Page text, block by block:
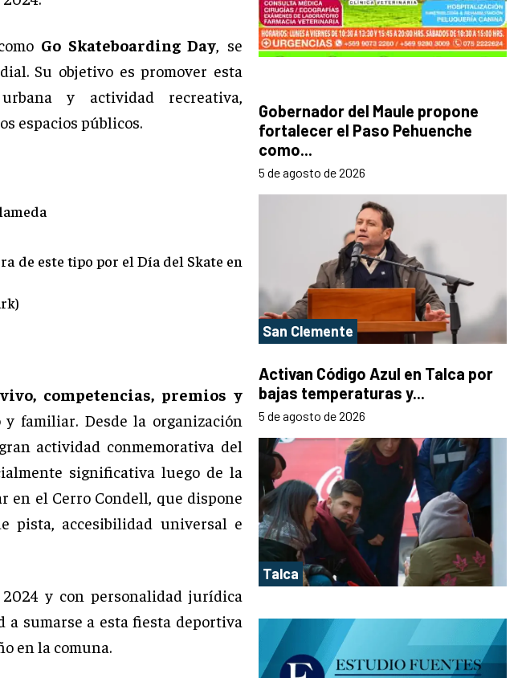
Go Skateboarding Day , se
Su objetivo es promover esta
y actividad recreativa,
espacios públicos.
de este tipo por el Día del Skate en
competencias, premios y
familiar. Desde la organización
actividad conmemorativa del
significativa luego de la
en el Cerro Condell, que dispone
pista, accesibilidad universal e
2024 y con personalidad jurídica
a sumarse a esta fiesta deportiva
en la comuna.
Gobernador del Maule propone
fortalecer el Paso Pehuenche
como...
5 de agosto de 2026
San Clemente
Activan Código Azul en Talca por
bajas temperaturas y...
5 de agosto de 2026
Talca